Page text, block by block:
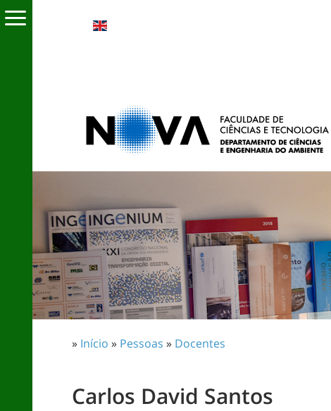
» Início » Pessoas » Docentes
Carlos David Santos